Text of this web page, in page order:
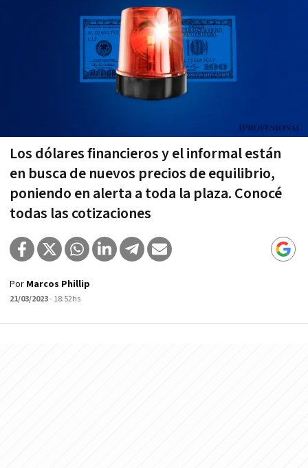
Los dólares financieros y el informal están
en busca de nuevos precios de equilibrio,
poniendo en alerta a toda la plaza. Conocé
todas las cotizaciones
Por Marcos Phillip
21/03/2023- 18:52hs